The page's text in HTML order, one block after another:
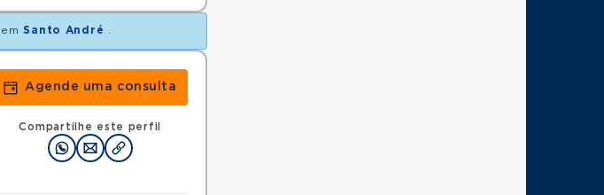
em Santo André
Agende uma consulta
Compartilhe este perfil